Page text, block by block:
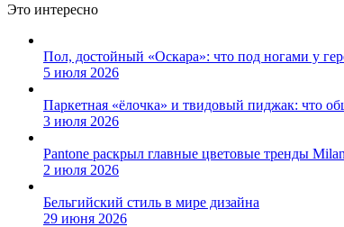
Это интересно
Пол, достойный «Оскара»: что под ногами у
5 июля 2026
Паркетная «ёлочка» и твидовый пиджак: что
3 июля 2026
Pantone раскрыл главные цветовые тренды
2 июля 2026
Бельгийский стиль в мире дизайна
29 июня 2026